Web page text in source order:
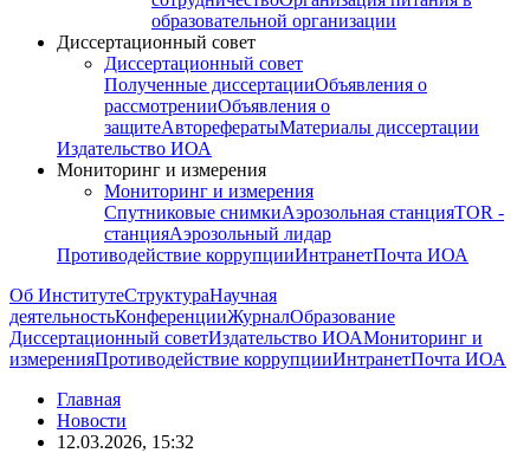
образовательной организации
Диссертационный совет
Диссертационный совет
Полученные диссертацииОбъявления о
рассмотренииОбъявления о
защитеАвторефератыМатериалы диссертации
Издательство ИОА
Мониторинг и измерения
Мониторинг и измерения
Спутниковые снимкиАэрозольная станцияTOR -
станцияАэрозольный лидар
Противодействие коррупцииИнтранетПочта ИОА
Об ИнститутеСтруктураНаучная
деятельностьКонференцииЖурналОбразование
Диссертационный советИздательство ИОАМониторинг и
измеренияПротиводействие коррупцииИнтранетПочта ИОА
Главная
Новости
12.03.2026, 15:32